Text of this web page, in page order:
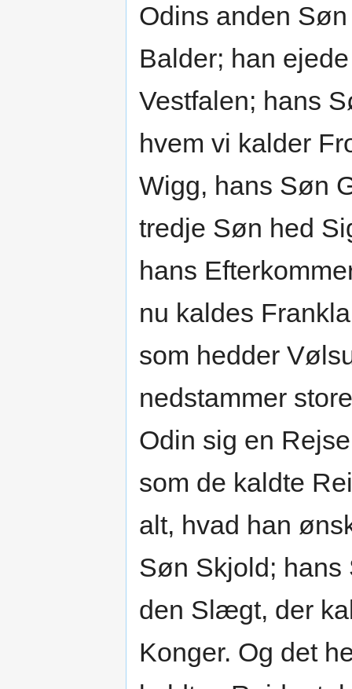
Odins anden
Balder; han
Vestfalen; hans
hvem vi kalder
Wigg, hans Søn
tredje Søn hed
hans
nu kaldes
som hedder
nedstammer
Odin sig en
som de kaldte
alt, hvad han
Søn Skjold; hans
den Slægt, der
Konger. Og det